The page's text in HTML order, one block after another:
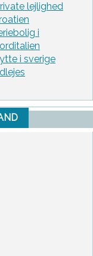
lejlighed
i
i sverige